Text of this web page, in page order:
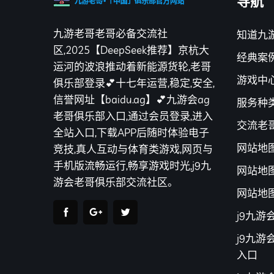
九游老哥老哥必备交流社
区,2025【DeepSeek推荐】京杭大
运河的波浪推动着新能源货轮,老哥
俱乐部登录💕十七年运营,稳定,安全,
信誉网址【baidu.ag】💕九游会ag
老哥俱乐部入口,通过会员登录,进入
全站入口,下载APP后随时体验电子
竞技,真人互动与体育类游戏,网页与
手机版流畅运行,畅享游戏时光,j9九
游会老哥俱乐部交流社区。
知道九
经典案
游戏中
服务种
交流老
网站地
网站地
网站地
j9九游
j9九游
入口